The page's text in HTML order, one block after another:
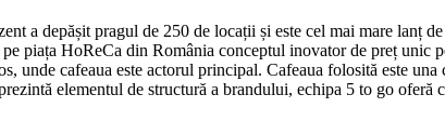
a depășit pragul de 250 de locații și este cel mai mare lanț
piața HoReCa din România conceptul inovator de preț unic
unde cafeaua este actorul principal. Cafeaua folosită este
elementul de structură a brandului, echipa 5 to go